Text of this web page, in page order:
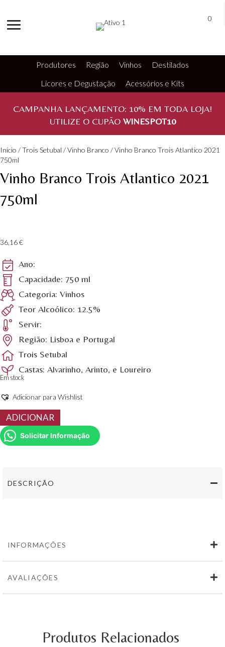
0
Produtores Região Vinhos
Destilados
Licores e Degustação
Acessórios e Kits
CAMPANHA LANÇAMENTO: 10% EM TODA LOJA!
UTILIZE O CUPÃO WINESPOT10
Início /Trois Setubal /Vinho Branco / Vinho Branco Trois Atlantico 2021
750ml
Vinho Branco Trois Atlantico 2021
750ml
36,16€
Ano:
Capacidade: 750 ml
Categoria: Vinhos
Teor Alcoólico: 12.5%
Servir:
Região: Lisboa e Portugal
Trois Setubal
Castas: Alvarinho, Arinto, e Loureiro
Em stock
Adicionar para Wishlist
Quantidade
de
Vinho
Branco
750ml
ADICIONAR
Solicitar Informação
DESCRIÇÃO
INFORMAÇÕES
AVALIAÇÕES
Produtos Relacionados